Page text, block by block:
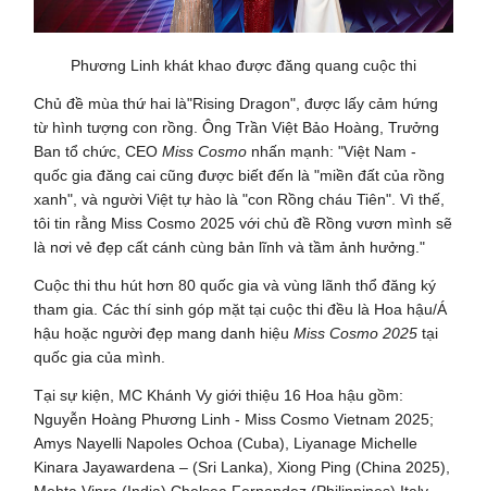
Phương Linh khát khao được đăng quang cuộc thi
Chủ đề mùa thứ hai là"Rising Dragon", được lấy cảm hứng
từ hình tượng con rồng. Ông Trần Việt Bảo Hoàng, Trưởng
Ban tổ chức, CEOMiss Cosmo nhấn mạnh: "Việt Nam -
quốc gia đăng cai cũng được biết đến là "miền đất của rồng
xanh", và người Việt tự hào là "con Rồng cháu Tiên". Vì thế,
tôi tin rằng Miss Cosmo 2025 với chủ đề Rồng vươn mình sẽ
là nơi vẻ đẹp cất cánh cùng bản lĩnh và tầm ảnh hưởng."
Cuộc thi thu hút hơn 80 quốc gia và vùng lãnh thổ đăng ký
tham gia. Các thí sinh góp mặt tại cuộc thi đều là Hoa hậu/Á
hậu hoặc người đẹp mang danh hiệuMiss Cosmo 2025 tại
quốc gia của mình.
Tại sự kiện, MC Khánh Vy giới thiệu 16 Hoa hậu gồm:
Nguyễn Hoàng Phương Linh - Miss Cosmo Vietnam 2025;
Amys Nayelli Napoles Ochoa (Cuba), Liyanage Michelle
Kinara Jayawardena – (Sri Lanka), Xiong Ping (China 2025),